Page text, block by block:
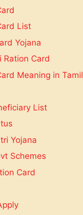
List
Yojana
Ration Card
Meaning in Tamil
List
Yojana
Schemes
Card